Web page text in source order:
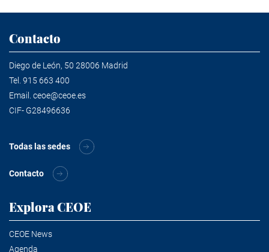
Contacto
Diego de León, 50 28006 Madrid
Tel. 915 663 400
Email. ceoe@ceoe.es
CIF- G28496636
Todas las sedes
Contacto
Explora CEOE
CEOE News
Agenda